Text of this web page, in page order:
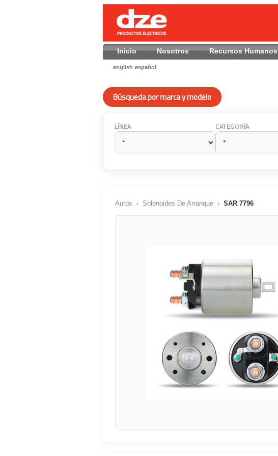
Inicio Nosotros Recursos Humanos
english español
Búsqueda por marca y modelo
LÍNEA CATEGORÍA
Autos › Solenoides De Arranque› SAR 7796